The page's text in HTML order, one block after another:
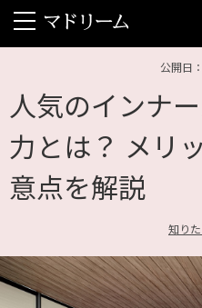
公開日
人気のインナ
力とは？ メリ
意点を解説
知り